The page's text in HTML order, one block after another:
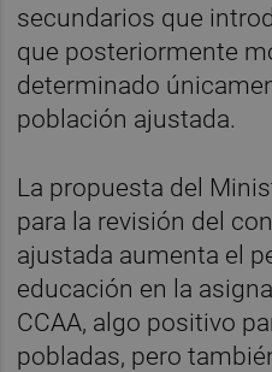
secundarios que
que posteriormente
determinado
población ajustada.
La propuesta del
para la revisión del
ajustada aumenta el
educación en la
CCAA, algo positivo
pobladas, pero